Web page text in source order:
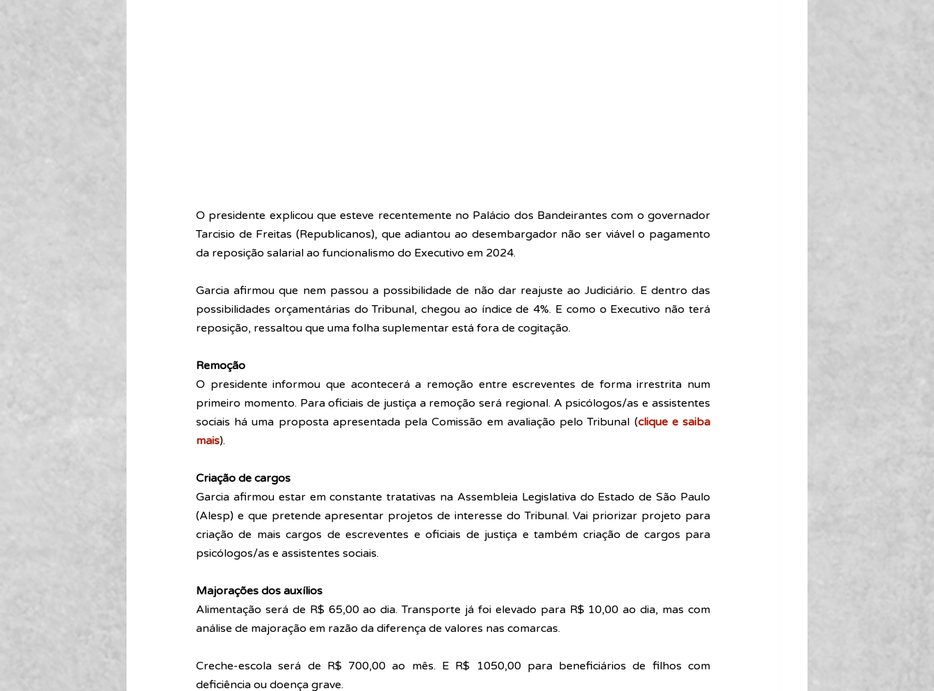
O presidente explicou que esteve recentemente no Palácio dos Bandeirantes com o governador
Tarcisio de Freitas (Republicanos), que adiantou ao desembargador não ser viável o pagamento
da reposição salarial ao funcionalismo do Executivo em 2024.
Garcia afirmou que nem passou a possibilidade de não dar reajuste ao Judiciário. E dentro das
possibilidades orçamentárias do Tribunal, chegou ao índice de 4%. E como o Executivo não terá
reposição, ressaltou que uma folha suplementar está fora de cogitação.
Remoção
O presidente informou que acontecerá a remoção entre escreventes de forma irrestrita num
primeiro momento. Para oficiais de justiça a remoção será regional. A psicólogos/as e assistentes
sociais há uma proposta apresentada pela Comissão em avaliação pelo Tribunal (clique e saiba
mais).
Criação de cargos
Garcia afirmou estar em constante tratativas na Assembleia Legislativa do Estado de São Paulo
(Alesp) e que pretende apresentar projetos de interesse do Tribunal. Vai priorizar projeto para
criação de mais cargos de escreventes e oficiais de justiça e também criação de cargos para
psicólogos/as e assistentes sociais.
Majorações dos auxílios
Alimentação será de R$ 65,00 ao dia. Transporte já foi elevado para R$ 10,00 ao dia, mas com
análise de majoração em razão da diferença de valores nas comarcas.
Creche-escola será de R$ 700,00 ao mês. E R$ 1050,00 para beneficiários de filhos com
deficiência ou doença grave.